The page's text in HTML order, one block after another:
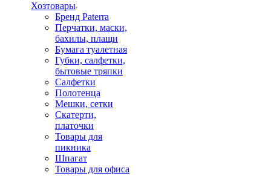
Хозтовары
Бренд Paterra
Перчатки, маски,
бахилы, плащи
Бумага туалетная
Губки, салфетки,
бытовые тряпки
Салфетки
Полотенца
Мешки, сетки
Скатерти,
платочки
Товары для
пикника
Шпагат
Товары для офиса